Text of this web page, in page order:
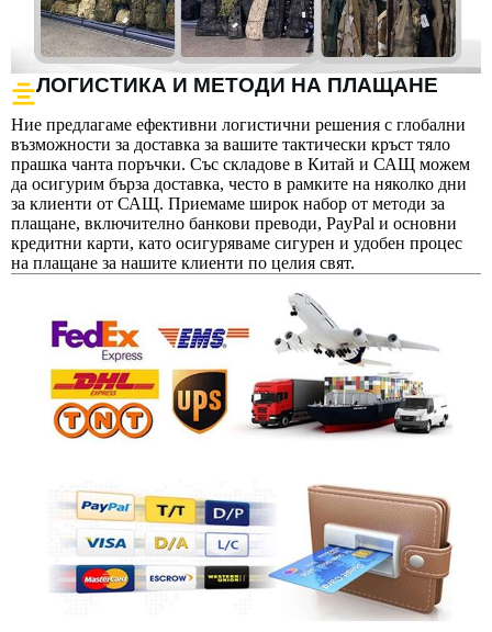
ЛОГИСТИКА И МЕТОДИ НА ПЛАЩАНЕ
Ние предлагаме ефективни логистични решения с глобални
възможности за доставка за вашите тактически кръст тяло
прашка чанта поръчки. Със складове в Китай и САЩ можем
да осигурим бърза доставка, често в рамките на няколко дни
за клиенти от САЩ. Приемаме широк набор от методи за
плащане, включително банкови преводи, PayPal и основни
кредитни карти, като осигуряваме сигурен и удобен процес
на плащане за нашите клиенти по целия свят.